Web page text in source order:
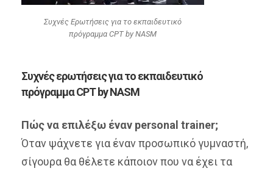
Συχνές Ερωτήσεις για το εκπαιδευτικό
πρόγραμμα CPT by NASM
Συχνές ερωτήσεις για το εκπαιδευτικό
πρόγραμμα CPT by NASM
Πώς να επιλέξω έναν personal trainer;
Όταν ψάχνετε για έναν προσωπικό γυμναστή,
σίγουρα θα θέλετε κάποιον που να έχει τα